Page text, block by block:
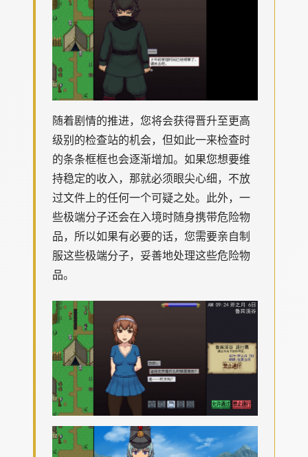
随着剧情的推进，您将会获得晋升至更高
级别的检查站的机会，但如此一来检查时
的条条框框也会逐渐增加。如果您想要维
持稳定的收入，那就必须眼尖心细，不放
过文件上的任何一个可疑之处。此外，一
些极端分子还会在入境时随身携带危险物
品，所以如果有必要的话，您需要亲自制
服这些极端分子，妥善地处理这些危险物
品。